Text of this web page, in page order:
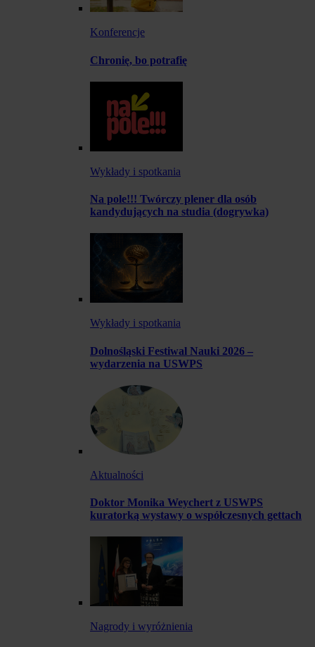
Konferencje
Chronię, bo potrafię
Wykłady i spotkania
Na pole!!! Twórczy plener dla osób
kandydujących na studia (dogrywka)
Wykłady i spotkania
Dolnośląski Festiwal Nauki 2026 –
wydarzenia na USWPS
Aktualności
Doktor Monika Weychert z USWPS
kuratorką wystawy o współczesnych gettach
Nagrody i wyróżnienia